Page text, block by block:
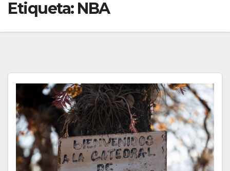
Etiqueta: NBA